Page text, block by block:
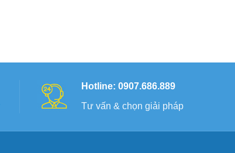
Hotline: 0907.686.889
Tư vấn & chọn giải pháp